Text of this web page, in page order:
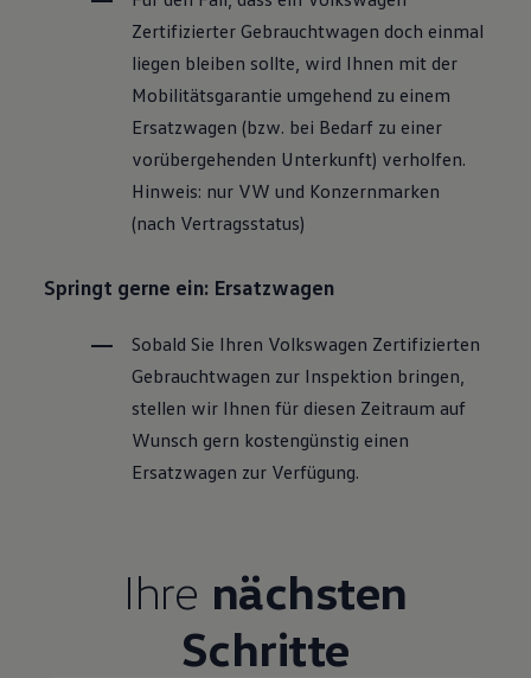
Zertifizierter Gebrauchtwagen doch einmal
liegen bleiben sollte, wird Ihnen mit der
Mobilitätsgarantie umgehend zu einem
Ersatzwagen (bzw. bei Bedarf zu einer
vorübergehenden Unterkunft) verholfen.
Hinweis: nur VW und Konzernmarken
(nach Vertragsstatus)
Springt gerne ein: Ersatzwagen
Sobald Sie Ihren Volkswagen Zertifizierten
Gebrauchtwagen zur Inspektion bringen,
stellen wir Ihnen für diesen Zeitraum auf
Wunsch gern kostengünstig einen
Ersatzwagen zur Verfügung.
Ihre nächsten
Schritte